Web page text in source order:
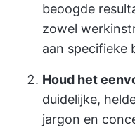
beoogde
zowel
aan specifieke
Houd het
duidelijke,
jargon en